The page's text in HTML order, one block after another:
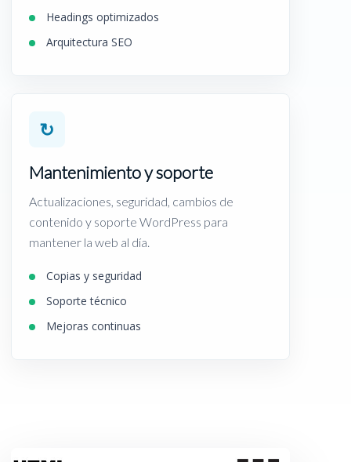
Headings optimizados
Arquitectura SEO
↻
Mantenimiento y soporte
Actualizaciones, seguridad, cambios de
contenido y soporte WordPress para
mantener la web al día.
Copias y seguridad
Soporte técnico
Mejoras continuas